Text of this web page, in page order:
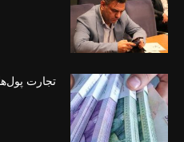
تجارت